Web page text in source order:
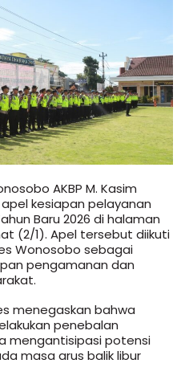
AKBP M. Kasim
kesiapan pelayanan
Baru 2026 di halaman
(2/1). Apel tersebut diikuti
Wonosobo sebagai
pengamanan dan
menegaskan bahwa
penebalan
mengantisipasi potensi
masa arus balik libur